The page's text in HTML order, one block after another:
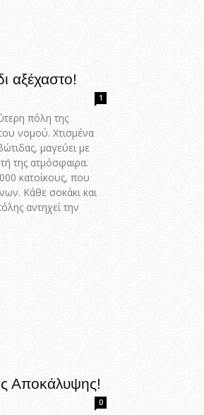
αξέχαστο!
1
πόλη της
νομού. Χτισμένα
μαγεύει με
της ατμόσφαιρα.
κατοίκους, που
Κάθε σοκάκι και
αντηχεί την
Αποκάλυψης!
0